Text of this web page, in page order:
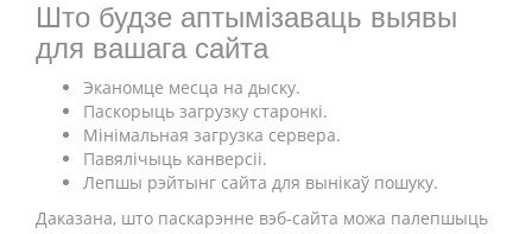
Што будзе аптымізаваць выявы
для вашага сайта
Эканомце месца на дыску.
Паскорыць загрузку старонкі.
Мінімальная загрузка сервера.
Павялічыць канверсіі.
Лепшы рэйтынг сайта для вынікаў пошуку.
Даказана, што паскарэнне вэб-сайта можа палепшыць